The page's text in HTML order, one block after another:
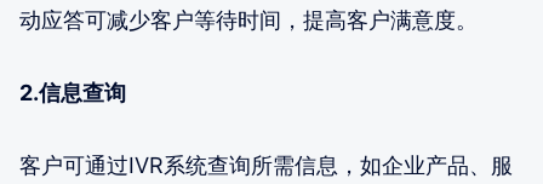
动应答可减少客户等待时间，提高客户满意度。
2.信息查询
客户可通过IVR系统查询所需信息，如企业产品、服